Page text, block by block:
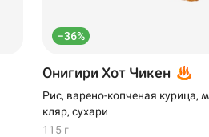
–36%
Онигири Хот Чикен
Рис, варено-копченая курица,
кляр, сухари
115 г